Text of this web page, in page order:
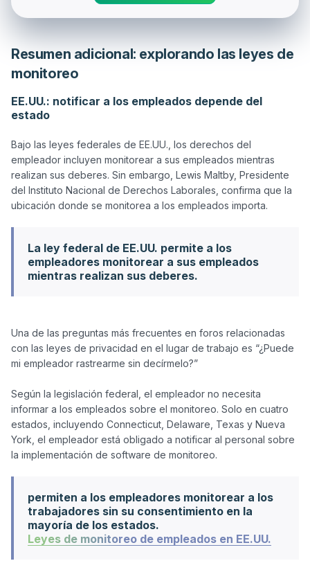
Resumen adicional: explorando las leyes de
monitoreo
EE.UU.: notificar a los empleados depende del
estado
Bajo las leyes federales de EE.UU., los derechos del
empleador incluyen monitorear a sus empleados mientras
realizan sus deberes. Sin embargo, Lewis Maltby, Presidente
del Instituto Nacional de Derechos Laborales, confirma que la
La ley federal de EE.UU. permite a los
empleadores monitorear a sus empleados
mientras realizan sus deberes.
Una de las preguntas más frecuentes en foros relacionadas
con las leyes de privacidad en el lugar de trabajo es “¿Puede
mi empleador rastrearme sin decírmelo?”
Según la legislación federal, el empleador no necesita
informar a los empleados sobre el monitoreo. Solo en cuatro
estados, incluyendo Connecticut, Delaware, Texas y Nueva
York, el empleador está obligado a notificar al personal sobre
Leyes de monitoreo de empleados en EE.UU.
permiten a los empleadores monitorear a los
trabajadores sin su consentimiento en la
mayoría de los estados.